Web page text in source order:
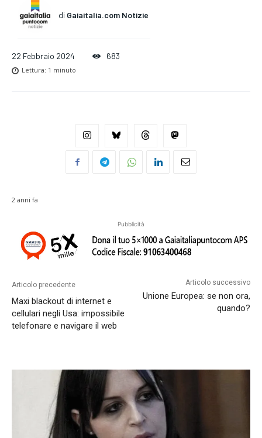
di Gaiaitalia.com Notizie
22 Febbraio 2024 683
Lettura: 1 minuto
2 anni fa
Pubblicità
Articolo precedente
Maxi blackout di internet e
cellulari negli Usa: impossibile
telefonare e navigare il web
Articolo successivo
Unione Europea: se non ora,
quando?